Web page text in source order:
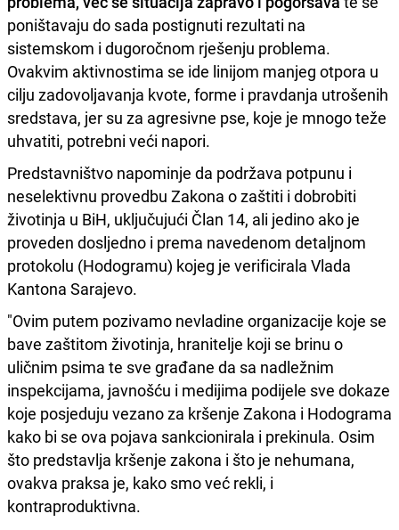
poništavaju do sada postignuti rezultati na
sistemskom i dugoročnom rješenju problema.
Ovakvim aktivnostima se ide linijom manjeg otpora u
cilju zadovoljavanja kvote, forme i pravdanja utrošenih
sredstava, jer su za agresivne pse, koje je mnogo teže
uhvatiti, potrebni veći napori.
Predstavništvo napominje da podržava potpunu i
neselektivnu provedbu Zakona o zaštiti i dobrobiti
životinja u BiH, uključujući Član 14, ali jedino ako je
proveden dosljedno i prema navedenom detaljnom
protokolu (Hodogramu) kojeg je verificirala Vlada
Kantona Sarajevo.
"Ovim putem pozivamo nevladine organizacije koje se
bave zaštitom životinja, hranitelje koji se brinu o
uličnim psima te sve građane da sa nadležnim
inspekcijama, javnošću i medijima podijele sve dokaze
koje posjeduju vezano za kršenje Zakona i Hodograma
kako bi se ova pojava sankcionirala i prekinula. Osim
što predstavlja kršenje zakona i što je nehumana,
ovakva praksa je, kako smo već rekli, i
kontraproduktivna.